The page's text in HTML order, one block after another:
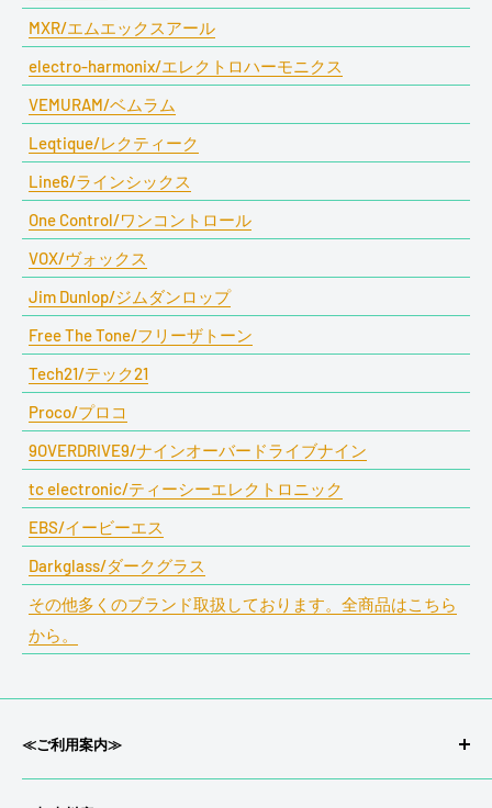
MXR/エムエックスアール
electro-harmonix/エレクトロハーモニクス
VEMURAM/ベムラム
Leqtique/レクティーク
Line6/ラインシックス
One Control/ワンコントロール
VOX/ヴォックス
Jim Dunlop/ジムダンロップ
Free The Tone/フリーザトーン
Tech21/テック21
Proco/プロコ
9OVERDRIVE9/ナインオーバードライブナイン
tc electronic/ティーシーエレクトロニック
EBS/イービーエス
Darkglass/ダークグラス
その他多くのブランド取扱しております。全商品はこちら
から。
≪ご利用案内≫
会社概要/特定商取引